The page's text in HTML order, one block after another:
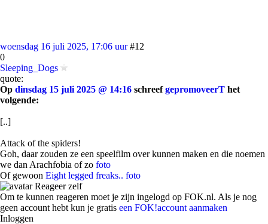
woensdag 16 juli 2025, 17:06 uur #12
0
Sleeping_Dogs
quote:
Op dinsdag 15 juli 2025 @ 14:16 schreefgepromoveerT het
volgende:
[..]
Attack of the spiders!
Goh, daar zouden ze een speelfilm over kunnen maken en die noemen
we dan Arachfobia of zo foto
Of gewoon Eight legged freaks.. foto
Reageer zelf
Om te kunnen reageren moet je zijn ingelogd op FOK.nl. Als je nog
geen account hebt kun je gratis een FOK!account aanmaken
Inloggen